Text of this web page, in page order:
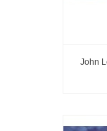
John